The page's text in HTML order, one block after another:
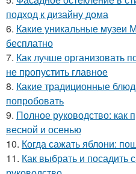
подход к дизайну дома
6. Какие уникальные музеи
бесплатно
7. Как лучше организовать
не пропустить главное
8. Какие традиционные
попробовать
9. Полное руководство: как
весной и осенью
10. Когда сажать яблони:
11. Как выбрать и посадить